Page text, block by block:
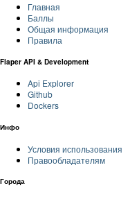
Главная
Баллы
Общая информация
Правила
Flaper API & Development
Api Explorer
Github
Dockers
Инфо
Условия использования
Правообладателям
Города